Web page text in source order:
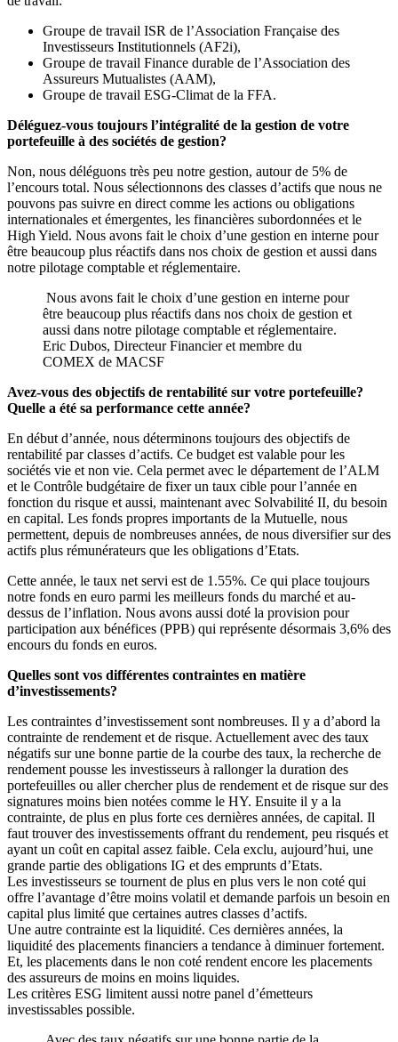
Groupe de travail ISR de l’Association Française des
Investisseurs Institutionnels (AF2i),
Groupe de travail Finance durable de l’Association des
Assureurs Mutualistes (AAM),
Groupe de travail ESG-Climat de la FFA.
Déléguez-vous toujours l’intégralité de la gestion de votre
portefeuille à des sociétés de gestion?
Non, nous déléguons très peu notre gestion, autour de 5% de
l’encours total. Nous sélectionnons des classes d’actifs que nous ne
pouvons pas suivre en direct comme les actions ou obligations
internationales et émergentes, les financières subordonnées et le
High Yield. Nous avons fait le choix d’une gestion en interne pour
être beaucoup plus réactifs dans nos choix de gestion et aussi dans
notre pilotage comptable et réglementaire.
Nous avons fait le choix d’une gestion en interne pour
être beaucoup plus réactifs dans nos choix de gestion et
aussi dans notre pilotage comptable et réglementaire.
Eric Dubos, Directeur Financier et membre du
COMEX de MACSF
Avez-vous des objectifs de rentabilité sur votre portefeuille?
Quelle a été sa performance cette année?
En début d’année, nous déterminons toujours des objectifs de
rentabilité par classes d’actifs. Ce budget est valable pour les
sociétés vie et non vie. Cela permet avec le département de l’ALM
et le Contrôle budgétaire de fixer un taux cible pour l’année en
fonction du risque et aussi, maintenant avec Solvabilité II, du besoin
en capital. Les fonds propres importants de la Mutuelle, nous
permettent, depuis de nombreuses années, de nous diversifier sur des
actifs plus rémunérateurs que les obligations d’Etats.
Cette année, le taux net servi est de 1.55%. Ce qui place toujours
notre fonds en euro parmi les meilleurs fonds du marché et au-
dessus de l’inflation. Nous avons aussi doté la provision pour
participation aux bénéfices (PPB) qui représente désormais 3,6% des
encours du fonds en euros.
Quelles sont vos différentes contraintes en matière
d’investissements?
Les contraintes d’investissement sont nombreuses. Il y a d’abord la
contrainte de rendement et de risque. Actuellement avec des taux
négatifs sur une bonne partie de la courbe des taux, la recherche de
rendement pousse les investisseurs à rallonger la duration des
portefeuilles ou aller chercher plus de rendement et de risque sur des
signatures moins bien notées comme le HY. Ensuite il y a la
contrainte, de plus en plus forte ces dernières années, de capital. Il
faut trouver des investissements offrant du rendement, peu risqués et
ayant un coût en capital assez faible. Cela exclu, aujourd’hui, une
grande partie des obligations IG et des emprunts d’Etats.
Les investisseurs se tournent de plus en plus vers le non coté qui
offre l’avantage d’être moins volatil et demande parfois un besoin en
capital plus limité que certaines autres classes d’actifs.
Une autre contrainte est la liquidité. Ces dernières années, la
liquidité des placements financiers a tendance à diminuer fortement.
Et, les placements dans le non coté rendent encore les placements
des assureurs de moins en moins liquides.
Les critères ESG limitent aussi notre panel d’émetteurs
investissables possible.